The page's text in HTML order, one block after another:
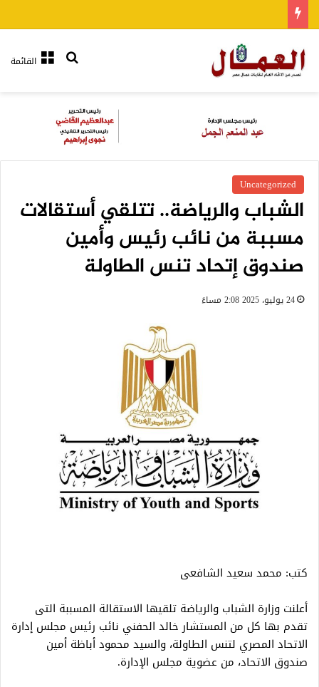
القائمةبحث عن
Uncategorized
الشباب والرياضة.. تتلقي أستقالات
مسببة من نائب رئيس وأمين
صندوق إتحاد تنس الطاولة
24 يوليو، 2025 2:08 مساءً
كتب: محمد سعيد الشافعى
أعلنت وزارة الشباب والرياضة تلقيها الاستقالة المسببة التى
تقدم بها كل من المستشار خالد الحفني نائب رئيس مجلس إدارة
الاتحاد المصري لتنس الطاولة، والسيد محمود أباظة أمين
صندوق الاتحاد، من عضوية مجلس الإدارة.